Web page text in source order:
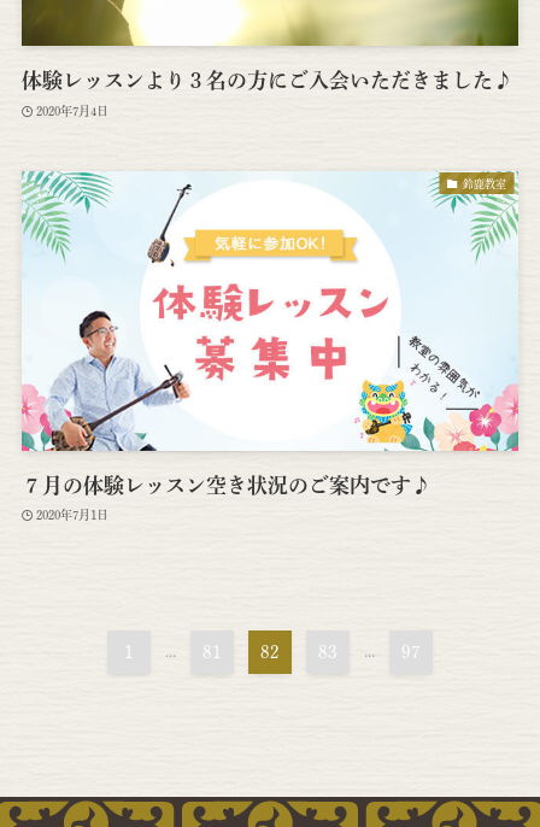
体験レッスンより３名の方にご入会いただきました♪
2020年7月4日
鈴鹿教室
７月の体験レッスン空き状況のご案内です♪
2020年7月1日
1 ... 81 82 83 ... 97